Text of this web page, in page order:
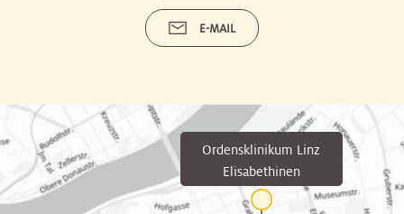
E-MAIL
Ordensklinikum Linz
Elisabethinen